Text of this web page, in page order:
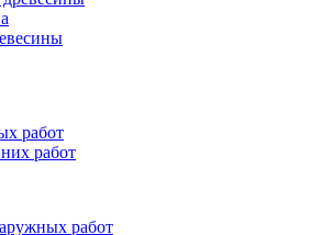
работ
работ
работ